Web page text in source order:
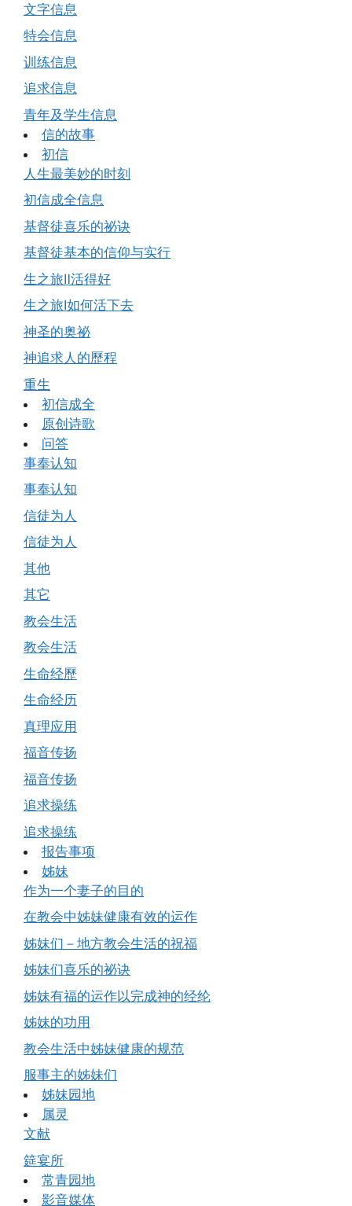
文字信息
特会信息
训练信息
追求信息
青年及学生信息
信的故事
初信
人生最美妙的时刻
初信成全信息
基督徒喜乐的祕诀
基督徒基本的信仰与实行
生之旅Ⅱ活得好
生之旅Ⅰ如何活下去
神圣的奥祕
神追求人的歷程
重生
初信成全
原创诗歌
问答
事奉认知
事奉认知
信徒为人
信徒为人
其他
其它
教会生活
教会生活
生命经歷
生命经历
真理应用
福音传扬
福音传扬
追求操练
追求操练
报告事项
姊妹
作为一个妻子的目的
在教会中姊妹健康有效的运作
姊妹们－地方教会生活的祝福
姊妹们喜乐的祕诀
姊妹有福的运作以完成神的经纶
姊妹的功用
教会生活中姊妹健康的规范
服事主的姊妹们
姊妹园地
属灵
文献
筵宴所
常青园地
影音媒体